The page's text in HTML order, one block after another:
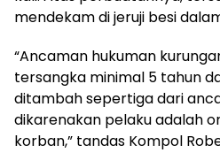
mendekam di jeruji besi
“Ancaman hukuman
tersangka minimal 5 tahun
ditambah sepertiga dari
dikarenakan pelaku adalah
korban,” tandas Kompol